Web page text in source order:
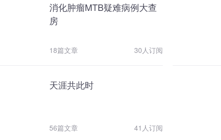
（ENETS）顾问委员会委员 欧洲肿
瘤内科学会（ESMO）神经内分泌及
员 中国抗癌协会神经内分泌肿瘤专业
组（CSNET）组长 中国抗癌协会肿
瘤内分泌专业委员会副主任委员 中华
胰腺病分会胰腺神经内分泌肿瘤专委
会副主任委员 中国医促会神经内分泌
消化肿瘤MTB疑难病例大查
房
30人订阅
18篇文章
天涯共此时
41人订阅
56篇文章